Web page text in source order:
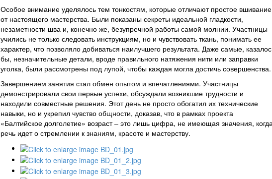
Особое внимание уделялось тем тонкостям, которые отличают простое вшивание
от настоящего мастерства. Были показаны секреты идеальной гладкости,
незаметности шва и, конечно же, безупречной работы самой молнии. Участницы
учились не только следовать инструкциям, но и чувствовать ткань, понимать ее
характер, что позволяло добиваться наилучшего результата. Даже самые,
бы, незначительные детали, вроде правильного натяжения нити или заправки
уголка, были рассмотрены под лупой, чтобы каждая могла достичь совершенства.
Завершением занятия стал обмен опытом и впечатлениями. Участницы
демонстрировали свои первые успехи, обсуждали возникшие трудности и
находили совместные решения. Этот день не просто обогатил их технические
навыки, но и укрепил чувство общности, доказав, что в рамках проекта
«Балтийское долголетие» возраст – это лишь цифра, не имеющая значения,
речь идет о стремлении к знаниям, красоте и мастерству.